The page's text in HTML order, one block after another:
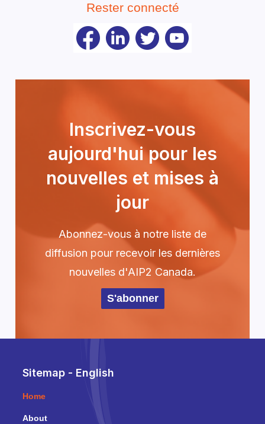
Rester connecté
Inscrivez-vous
aujourd'hui pour les
nouvelles et mises à
jour
Abonnez-vous à notre liste de
diffusion pour recevoir les dernières
nouvelles d'AIP2 Canada.
S'abonner
Sitemap - English
Home
About